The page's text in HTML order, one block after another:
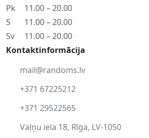
Pk
11.00 – 20.00
S
11.00 – 20.00
Sv
11.00 – 20.00
Kontaktinformācija
mail@randoms.lv
+371 67225212
+371 29522565
Vaļņu iela 18, Rīga, LV-1050